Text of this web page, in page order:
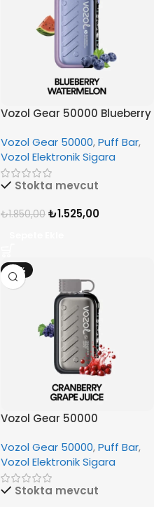
Vozol Gear 50000 Blueberry
Vozol Gear 50000,Puff Bar,
Vozol Elektronik Sigara
Stokta mevcut
₺1.850,00 ₺1.525,00
-18%
Vozol Gear 50000
Vozol Gear 50000,Puff Bar,
Vozol Elektronik Sigara
Stokta mevcut